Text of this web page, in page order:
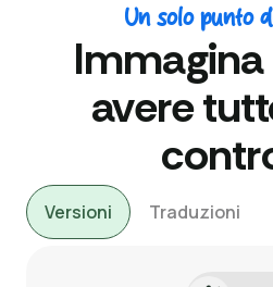
Un solo punto
avere
Versioni Traduzioni